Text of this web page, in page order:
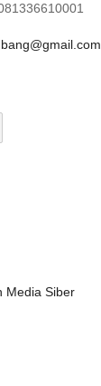
Media Siber